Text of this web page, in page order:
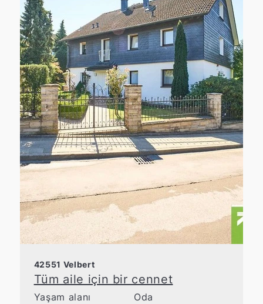
42551 Velbert
Tüm aile için bir cennet
Yaşam alanı Oda